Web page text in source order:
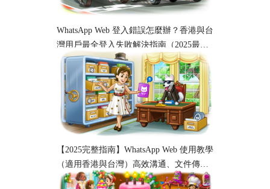
WhatsApp Web 登入錯誤怎麼辦？香港與台
灣用戶最全登入失敗解決指南（2025最
新）
【2025完整指南】WhatsApp Web 使用教學
（適用香港與台灣）高效溝通、文件傳輸
與工作協作必備！